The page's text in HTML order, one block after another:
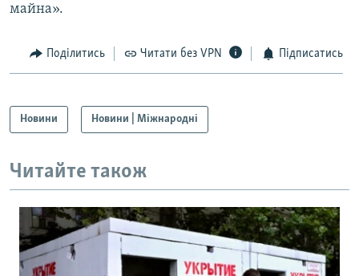
майна».
Поділитись Читати без VPN Підписатись
Новини Новини | Міжнародні
Читайте також